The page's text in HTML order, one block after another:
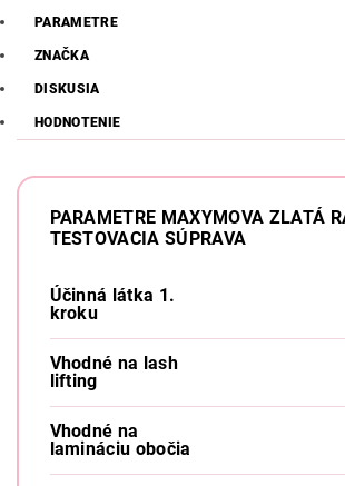
PARAMETRE
ZNAČKA
DISKUSIA
HODNOTENIE
PARAMETRE MAXYMOVA ZLATÁ
TESTOVACIA SÚPRAVA
Účinná látka 1.
kroku
Vhodné na lash
lifting
Vhodné na
lamináciu obočia